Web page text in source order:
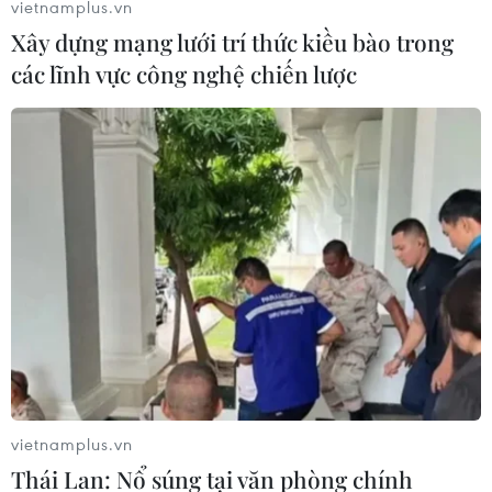
Giải thưởng Sao Khuê 2021 sẽ thúc đẩy
phát triển các hệ sinh thái số
Với thông điệp “Thúc đẩy nền tảng giải pháp số - Tiên
phong phát triển các hệ sinh thái số,” Sao Khuê 2021 sẽ
lựa chọn các giải pháp công nghệ ưu việt nhất để vinh
vietnamplus.vn
Xây dựng mạng lưới trí thức kiều bào trong
các lĩnh vực công nghệ chiến lược
vietnamplus.vn
Thái Lan: Nổ súng tại văn phòng chính